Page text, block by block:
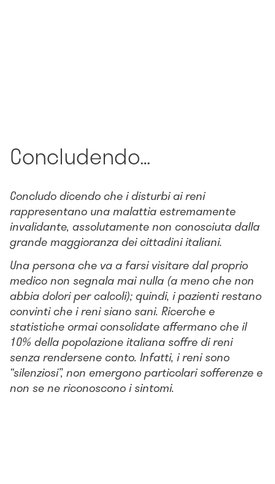
Concludendo…
Concludo dicendo che i disturbi ai reni
rappresentano una malattia estremamente
invalidante, assolutamente non conosciuta dalla
grande maggioranza dei cittadini italiani.
Una persona che va a farsi visitare dal proprio
medico non segnala mai nulla (a meno che non
abbia dolori per calcoli); quindi, i pazienti restano
convinti che i reni siano sani. Ricerche e
statistiche ormai consolidate affermano che il
10% della popolazione italiana soffre di reni
senza rendersene conto. Infatti, i reni sono
“silenziosi”, non emergono particolari sofferenze e
non se ne riconoscono i sintomi.